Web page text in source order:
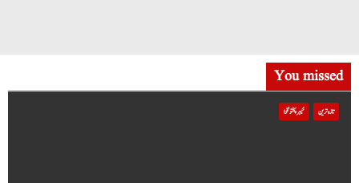
You missed
تازہ ترین خیبر پختونخوا